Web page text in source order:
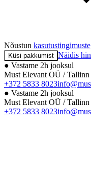
Nõustun
Küsi pakkumist Näidis
● Vastame 2h jooksul
Must Elevant OÜ / Tallinn
+372 5833 8023
● Vastame 2h jooksul
Must Elevant OÜ / Tallinn
+372 5833 8023